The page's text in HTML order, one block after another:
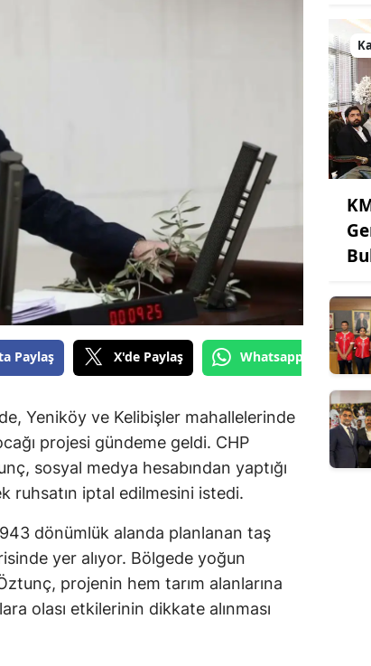
Paylaş X'de Paylaş Whatsapp'tan
Yeniköy ve Kelibişler mahallelerinde
projesi gündeme geldi. CHP
sosyal medya hesabından yaptığı
ruhsatın iptal edilmesini istedi.
dönümlük alanda planlanan taş
yer alıyor. Bölgede yoğun
projenin hem tarım alanlarına
olası etkilerinin dikkate alınması